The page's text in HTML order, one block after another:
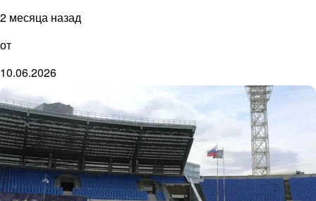
2 месяца назад
от
10.06.2026